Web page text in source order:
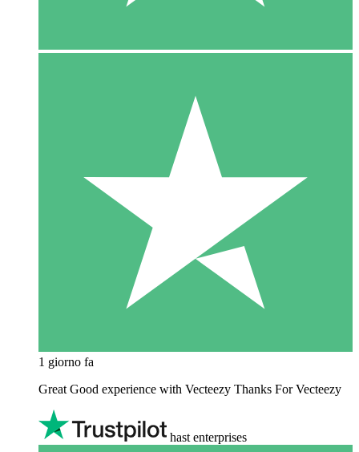
1 giorno fa
Great Good experience with Vecteezy Thanks For Vecteezy
hast enterprises